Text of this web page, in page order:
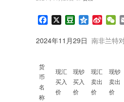
Facebook
X DoubanQzoneSina
2024年11月29日 南非兰特
货
币
名
称
现汇
买入
价
现钞
买入
价
现汇
卖出
价
现钞
卖出
价